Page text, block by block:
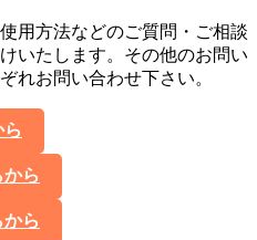
用方法などのご質問・ご相談
いたします。その他のお問い
れお問い合わせ下さい。
ら
ら